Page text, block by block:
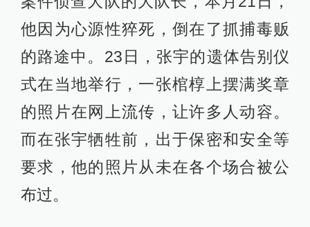
他因为心源性猝死，倒在了抓捕毒贩
的路途中。23日，张宇的遗体告别仪
式在当地举行，一张棺椁上摆满奖章
的照片在网上流传，让许多人动容。
而在张宇牺牲前，出于保密和安全等
要求，他的照片从未在各个场合被公
布过。